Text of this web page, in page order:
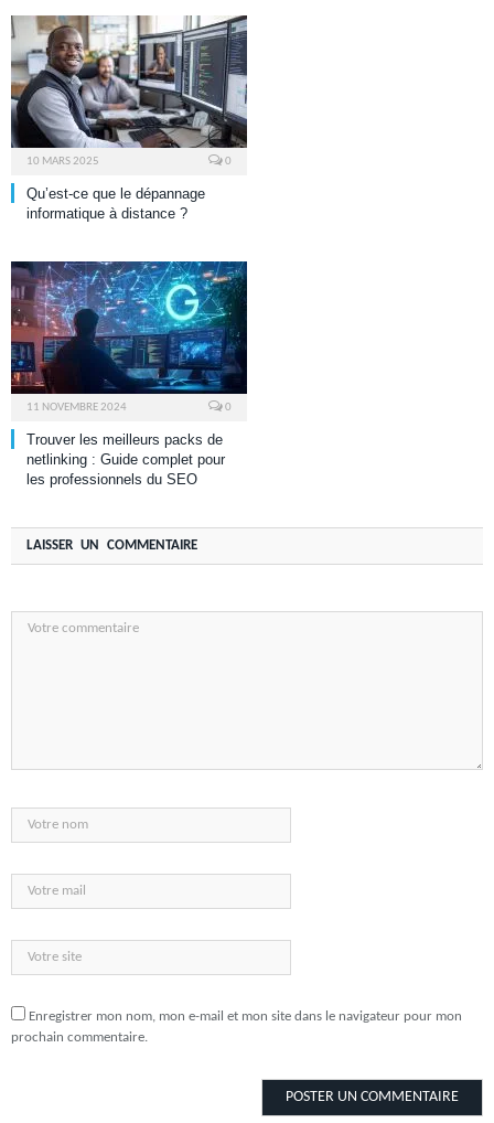
10 MARS 2025 0
Qu’est-ce que le dépannage
informatique à distance ?
11 NOVEMBRE 2024 0
Trouver les meilleurs packs de
netlinking : Guide complet pour
les professionnels du SEO
LAISSER UN COMMENTAIRE
Enregistrer mon nom, mon e-mail et mon site dans le navigateur pour mon
prochain commentaire.